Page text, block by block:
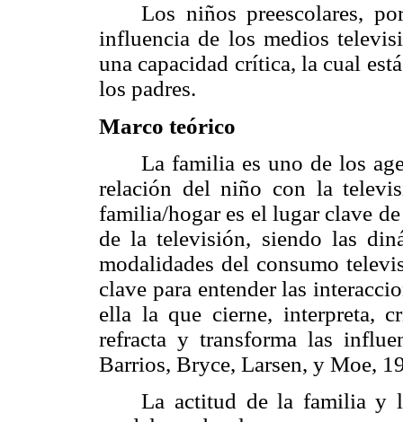
Los niños preescolares,
influencia de los medios
una capacidad crítica, la cual
los padres.
Marco teórico
La familia es uno de los
relación del niño con la
familia/hogar es el lugar clave
de la televisión, siendo las
modalidades del consumo
clave para entender las
ella la que cierne, interpreta,
refracta y transforma las
Barrios, Bryce, Larsen, y Moe,
La actitud de la familia y